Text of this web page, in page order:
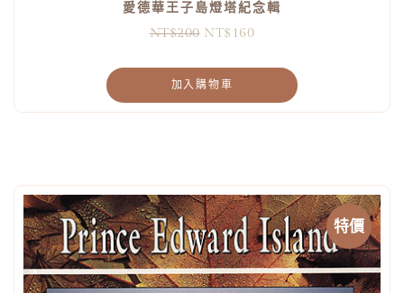
愛德華王子島燈塔紀念輯
NT$200 NT$ 160
加入購物車
特價